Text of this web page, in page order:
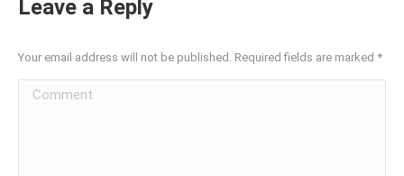
Leave a Reply
Your email address will not be published. Required fields are marked *
Comment